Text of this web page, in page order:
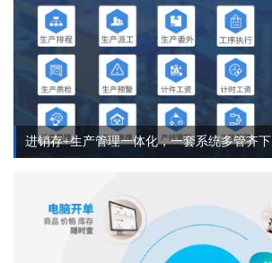
进销存+生产管理一体化，一套系统多管齐下